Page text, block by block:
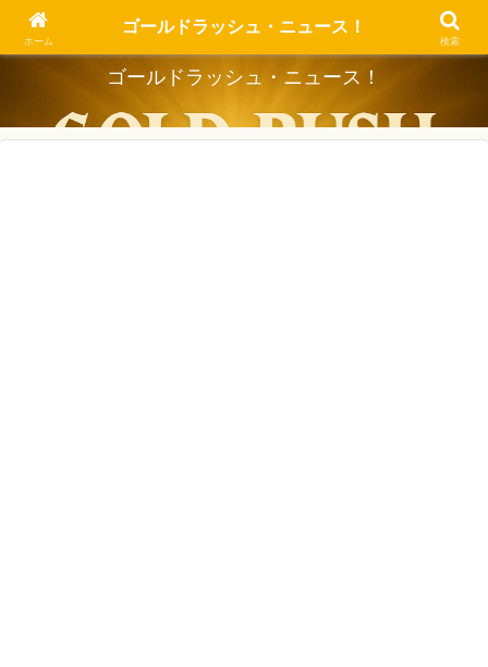
Dig the Trend, Strike the Gold.
ゴールドラッシュ・ニュース！
ホーム
ゴールドラッシュ・ニュース！
検索